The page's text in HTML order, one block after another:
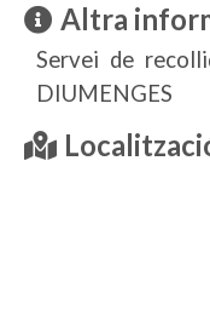
Altra
Servei de
DIUMENGES